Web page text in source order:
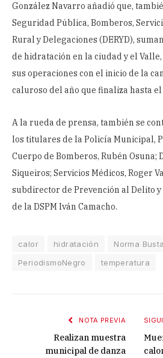
González Navarro añadió que,
Seguridad Pública, Bomberos,
Rural y Delegaciones (DERYD),
de hidratación en la ciudad y el
sus operaciones con el inicio de la
caluroso del año que finaliza hasta el
A la rueda de prensa, también se
los titulares de la Policía Municipal,
Cuerpo de Bomberos, Rubén Osuna;
Siqueiros; Servicios Médicos, Roger
subdirector de Prevención al Delito
de la DSPM Iván Camacho.
calor hidratación
Norma
PeriodismoNegro
temperatura
NOTA PREVIA
Realizan muestra
municipal de danza